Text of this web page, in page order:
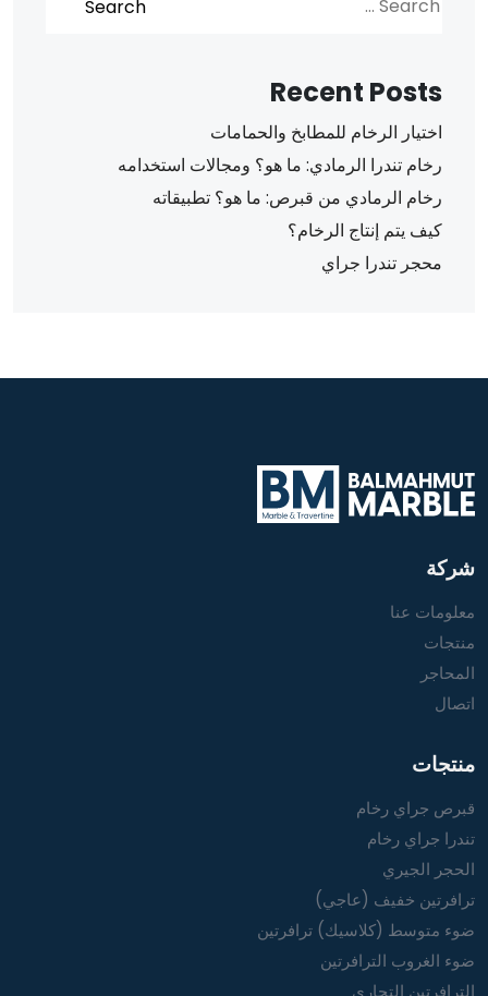
Recent Posts
اختيار الرخام للمطابخ والحمامات
رخام تندرا الرمادي: ما هو؟ ومجالات استخدامه
رخام الرمادي من قبرص: ما هو؟ تطبيقاته
كيف يتم إنتاج الرخام؟
محجر تندرا جراي
شركة
معلومات عنا
منتجات
المحاجر
اتصال
منتجات
قبرص جراي رخام
تندرا جراي رخام
الحجر الجيري
ترافرتين خفيف (عاجي)
ضوء متوسط (كلاسيك) ترافرتين
ضوء الغروب الترافرتين
الترافرتين التجاري